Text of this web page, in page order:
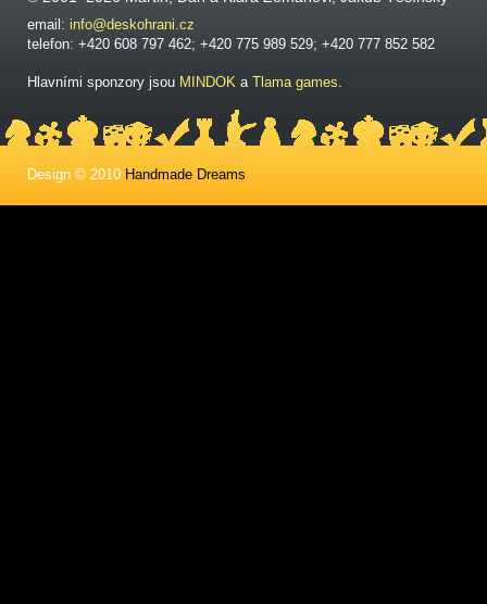
email: info@deskohrani.cz
telefon: +420 608 797 462; +420 775 989 529; +420 777 852 582
Hlavními sponzory jsou MINDOK a Tlama games.
Design © 2010 Handmade Dreams